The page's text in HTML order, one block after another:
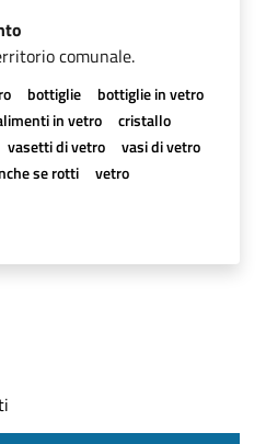
comunale.
bottiglie
bottiglie in vetro
in vetro
cristallo
vasetti di vetro
vasi di vetro
se rotti vetro